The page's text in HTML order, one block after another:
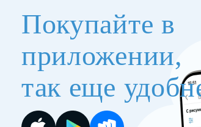
Покупайте в
приложении,
так еще